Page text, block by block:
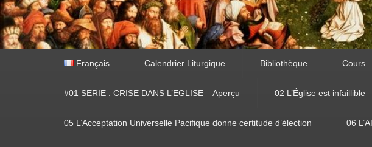
Français Calendrier Liturgique Bibliothèque Cours
#01 SERIE : CRISE DANS L’EGLISE – Aperçu 02 L’Église est infaillible
05 L’Acceptation Universelle Pacifique donne certitude d’élection 06